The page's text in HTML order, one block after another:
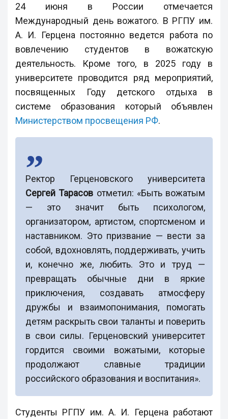
24 июня в России отмечается
Международный день вожатого. В РГПУ им.
А. И. Герцена постоянно ведется работа по
вовлечению студентов в вожатскую
деятельность. Кроме того, в 2025 году в
университете проводится ряд мероприятий,
посвященных Году детского отдыха в
системе образования который объявлен
Министерством просвещения РФ.
Ректор Герценовского университета
Сергей Тарасов отметил: «Быть вожатым
— это значит быть психологом,
организатором, артистом, спортсменом и
наставником. Это призвание — вести за
собой, вдохновлять, поддерживать, учить
и, конечно же, любить. Это и труд —
превращать обычные дни в яркие
приключения, создавать атмосферу
дружбы и взаимопонимания, помогать
детям раскрыть свои таланты и поверить
в свои силы. Герценовский университет
гордится своими вожатыми, которые
продолжают славные традиции
российского образования и воспитания».
Студенты РГПУ им. А. И. Герцена работают